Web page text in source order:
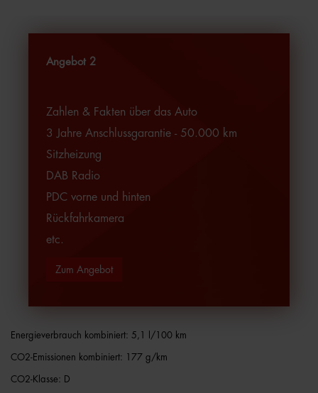
Angebot 2
Zahlen & Fakten über das Auto
3 Jahre Anschlussgarantie - 50.000 km
Sitzheizung
DAB Radio
PDC vorne und hinten
Rückfahrkamera
etc.
Zum Angebot
Energieverbrauch kombiniert: 5,1 l/100 km
CO2-Emissionen kombiniert: 177 g/km
CO2-Klasse: D